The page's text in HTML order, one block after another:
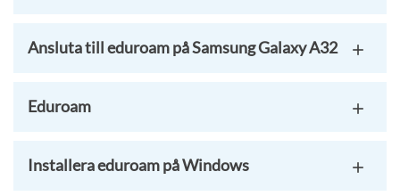
Ansluta till eduroam på Samsung Galaxy A32
Eduroam
Installera eduroam på Windows